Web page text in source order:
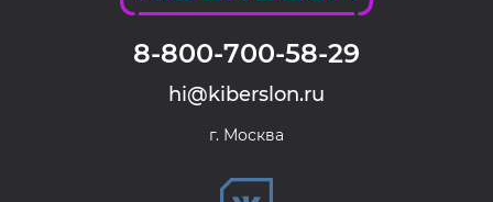
8-800-700-58-29
hi@kiberslon.ru
г. Москва